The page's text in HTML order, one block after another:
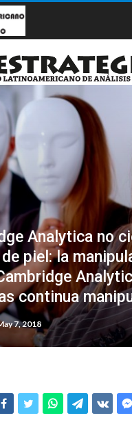
Analytica no
piel: la
continua
7, 2018